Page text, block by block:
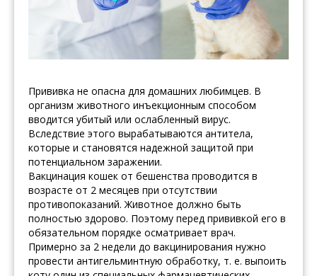
Прививка не опасна для домашних любимцев. В
организм животного инъекционным способом
вводится убитый или ослабленный вирус.
Вследствие этого вырабатываются антитела,
которые и становятся надежной защитой при
потенциальном заражении.
Вакцинация кошек от бешенства проводится в
возрасте от 2 месяцев при отсутствии
противопоказаний. Животное должно быть
полностью здорово. Поэтому перед прививкой его в
обязательном порядке осматривает врач.
Примерно за 2 недели до вакцинирования нужно
провести антигельминтную обработку, т. е. выпоить